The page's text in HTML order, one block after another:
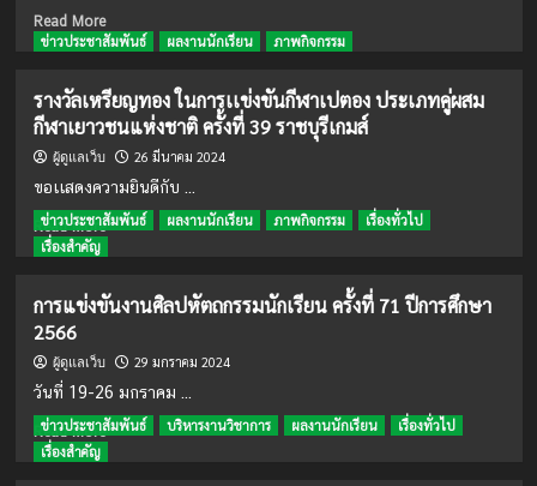
ตอน
ปลาย
Read MoreRead
more
การ
แสดง
พิธี
เปิด
OPEN
2024
อัศ
จันท์
มาฯ
ข่าวประชาสัมพันธ์ ผลงานนักเรียน ภาพกิจกรรม
รางวัลเหรียญทอง ในการเเข่งขันกีฬาเปตอง ประเภทคู่ผสม
กีฬาเยาวชนแห่งชาติ ครั้งที่ 39 ราชบุรีเกมส์
ผู้ดูแลเว็บ 26 มีนาคม 2024
ขอเเสดงความยินดีกับ ...
Read MoreRead
รางวัล
เหรียญ
ใน
การ
ขัน
ข่าวประชาสัมพันธ์ ผลงานนักเรียน ภาพกิจกรรม
เรื่องทั่วไป
เรื่องสำคัญ
การแข่งขันงานศิลปหัตถกรรมนักเรียน ครั้งที่ 71 ปีการศึกษา
2566
ผู้ดูแลเว็บ 29 มกราคม 2024
วันที่ 19-26 มกราคม ...
Read MoreRead
ข่าวประชาสัมพันธ์ บริหารงานวิชาการ ผลงานนักเรียน
เรื่องทั่วไป
เรื่องสำคัญ